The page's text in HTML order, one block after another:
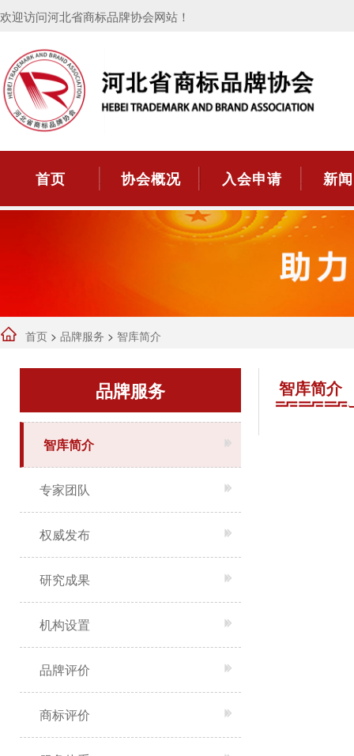
欢迎访问河北省商标品牌协会网站！
首页 协会概况 入会申请 新
首页 > 品牌服务 > 智库简介
品牌服务
智库简介
专家团队
权威发布
研究成果
机构设置
品牌评价
商标评价
智库简介